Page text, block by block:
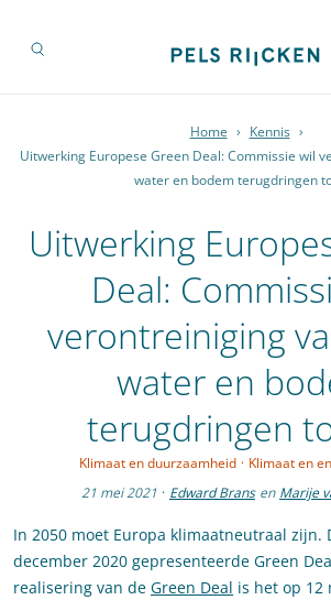
Home › Kennis ›
Uitwerking Europese Green Deal: Commissie wil
water en bodem terugdringen
Uitwerking
Deal:
verontreiniging
water en
terugdringen
Klimaat en duurzaamheid · Klimaat en
21 mei 2021 · Edward Brans en Marije
In 2050 moet Europa klimaatneutraal zijn.
december 2020 gepresenteerde Green
realisering van de Green Deal is het op 12